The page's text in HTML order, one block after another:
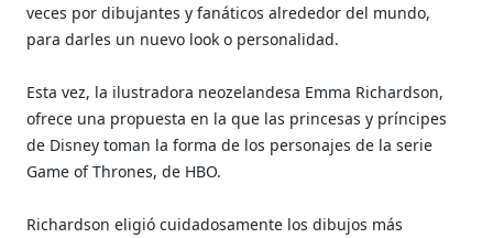
veces por dibujantes y fanáticos alrededor del mundo,
para darles un nuevo look o personalidad.
Esta vez, la ilustradora neozelandesa Emma Richardson,
ofrece una propuesta en la que las princesas y príncipes
de Disney toman la forma de los personajes de la serie
Game of Thrones, de HBO.
Richardson eligió cuidadosamente los dibujos más